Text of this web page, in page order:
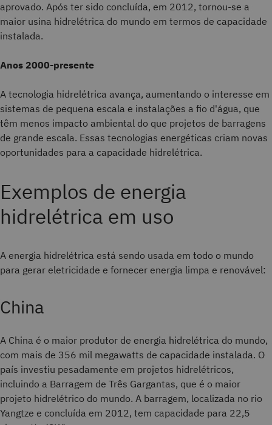
aprovado. Após ter sido concluída, em 2012, tornou-se a
maior usina hidrelétrica do mundo em termos de capacidade
instalada.
Anos 2000-presente
A tecnologia hidrelétrica avança, aumentando o interesse em
sistemas de pequena escala e instalações a fio d'água, que
têm menos impacto ambiental do que projetos de barragens
de grande escala. Essas tecnologias energéticas criam novas
oportunidades para a capacidade hidrelétrica.
Exemplos de energia
hidrelétrica em uso
A energia hidrelétrica está sendo usada em todo o mundo
para gerar eletricidade e fornecer energia limpa e renovável:
China
A China é o maior produtor de energia hidrelétrica do mundo,
com mais de 356 mil megawatts de capacidade instalada. O
país investiu pesadamente em projetos hidrelétricos,
incluindo a Barragem de Três Gargantas, que é o maior
projeto hidrelétrico do mundo. A barragem, localizada no rio
Yangtze e concluída em 2012, tem capacidade para 22,5